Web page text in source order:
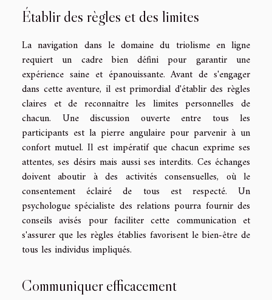
Établir des règles et des limites
La navigation dans le domaine du triolisme en ligne
requiert un cadre bien défini pour garantir une
expérience saine et épanouissante. Avant de s'engager
dans cette aventure, il est primordial d'établir des règles
claires et de reconnaître les limites personnelles de
chacun. Une discussion ouverte entre tous les
participants est la pierre angulaire pour parvenir à un
confort mutuel. Il est impératif que chacun exprime ses
attentes, ses désirs mais aussi ses interdits. Ces échanges
doivent aboutir à des activités consensuelles, où le
consentement éclairé de tous est respecté. Un
psychologue spécialiste des relations pourra fournir des
conseils avisés pour faciliter cette communication et
s'assurer que les règles établies favorisent le bien-être de
tous les individus impliqués.
Communiquer efficacement